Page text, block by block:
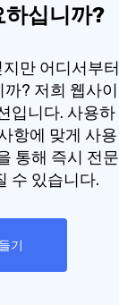
하십니까?
만 어디서부터
? 저희 웹사이
입니다. 사용하
항에 맞게 사용
통해 즉시 전문
수 있습니다.
기